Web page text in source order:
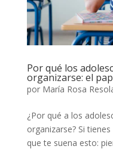
Por qué los
organizarse: el
por María Rosa
¿Por qué a los
organizarse? Si
que te suena esto: